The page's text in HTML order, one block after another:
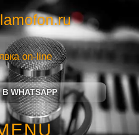
on-line
WHATSAPP